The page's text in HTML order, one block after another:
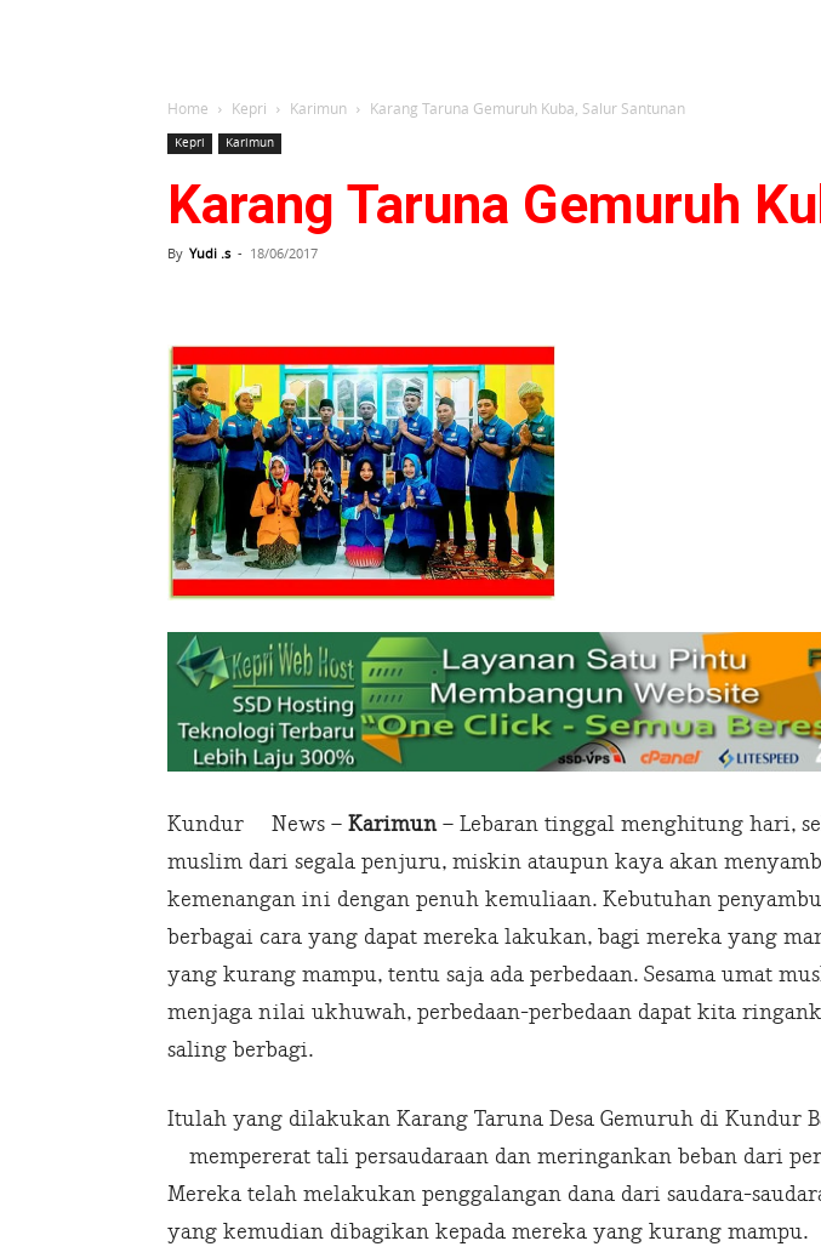
Home Kepri Karimun Karang Taruna Gemuruh Kuba, Salur Santunan
Kepri Karimun
Karang Taruna Gemuruh
By Yudi .s - 18/06/2017
Kundur News – Karimun– Lebaran tinggal menghitung hari,
muslim dari segala penjuru, miskin ataupun kaya akan
kemenangan ini dengan penuh kemuliaan. Kebutuhan
berbagai cara yang dapat mereka lakukan, bagi mereka yang
yang kurang mampu, tentu saja ada perbedaan. Sesama umat
menjaga nilai ukhuwah, perbedaan-perbedaan dapat kita
saling berbagi.
Itulah yang dilakukan Karang Taruna Desa Gemuruh di Kundur
mempererat tali persaudaraan dan meringankan beban dari
Mereka telah melakukan penggalangan dana dari saudara-
yang kemudian dibagikan kepada mereka yang kurang mampu.